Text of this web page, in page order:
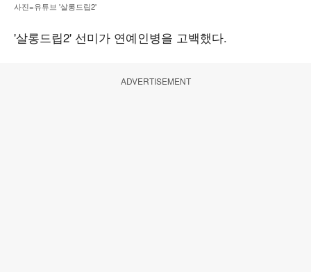
사진=유튜브 '살롱드립2'
'살롱드립2' 선미가 연예인병을 고백했다.
ADVERTISEMENT